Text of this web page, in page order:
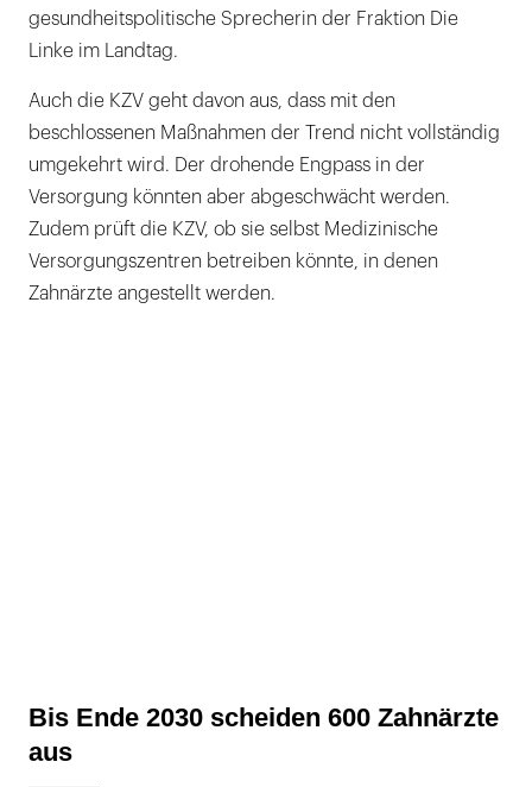
gesundheitspolitische Sprecherin der Fraktion Die
Linke im Landtag.
Auch die KZV geht davon aus, dass mit den
beschlossenen Maßnahmen der Trend nicht vollständig
umgekehrt wird. Der drohende Engpass in der
Versorgung könnten aber abgeschwächt werden.
Zudem prüft die KZV, ob sie selbst Medizinische
Versorgungszentren betreiben könnte, in denen
Zahnärzte angestellt werden.
Bis Ende 2030 scheiden 600 Zahnärzte
aus